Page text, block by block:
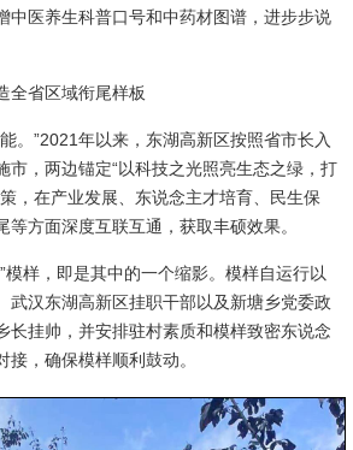
中医养生科普口号和中药材图谱，进步步说
全省区域衔尾样板
。”2021年以来，东湖高新区按照省市长入
市，两边锚定“以科技之光照亮生态之绿，打
，在产业发展、东说念主才培育、民生保
等方面深度互联互通，获取丰硕效果。
模样，即是其中的一个缩影。模样自运行以
武汉东湖高新区挂职干部以及新塘乡党委政
长挂帅，并安排驻村素质和模样致密东说念
，确保模样顺利鼓动。